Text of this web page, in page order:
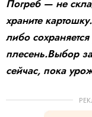
Погреб — не
храните
либо
плесень.Выбор
сейчас, пока